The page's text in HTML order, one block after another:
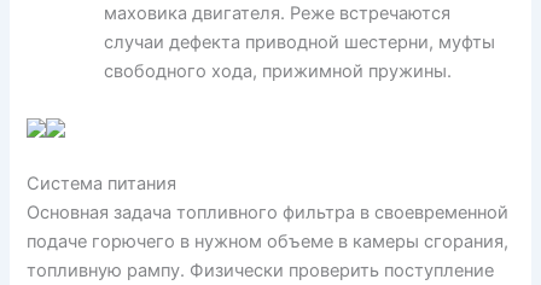
маховика двигателя. Реже встречаются
случаи дефекта приводной шестерни, муфты
свободного хода, прижимной пружины.
Система питания
Основная задача топливного фильтра в своевременной
подаче горючего в нужном объеме в камеры сгорания,
топливную рампу. Физически проверить поступление